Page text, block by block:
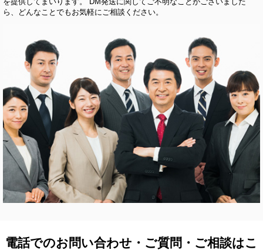
ら、どんなことでもお気軽にご相談ください。
電話でのお問い合わせ・ご質問・ご相談はこ